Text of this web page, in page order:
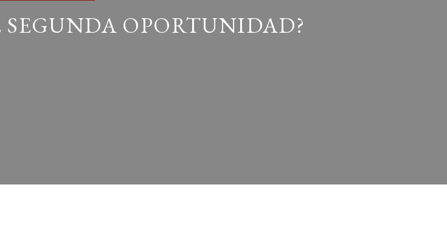
SEGUNDA OPORTUNIDAD?